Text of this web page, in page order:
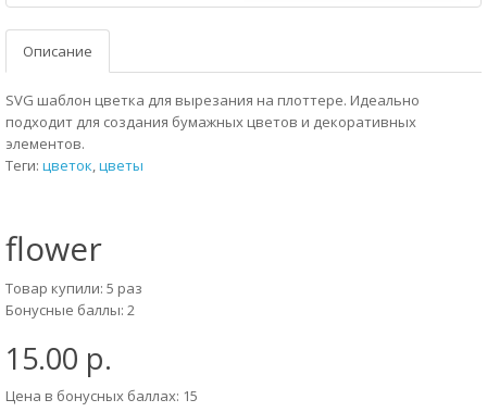
Описание
SVG шаблон цветка для вырезания на плоттере. Идеально
подходит для создания бумажных цветов и декоративных
элементов.
Теги: цветок,цветы
flower
Товар купили: 5 раз
Бонусные баллы: 2
15.00 р.
Цена в бонусных баллах: 15